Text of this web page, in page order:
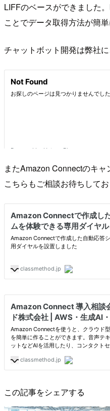
LIFFのベースができました
ことでデータ取得方法が簡
チャットボット開発は弊社に
またAmazon Connectのキャ
こちらもご相談お待ちしてお
この記事をシェアする